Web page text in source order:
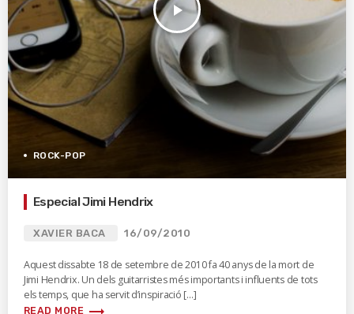
play_arrow
ROCK-POP
Especial Jimi Hendrix
XAVIER BACA 16/09/2010
Aquest dissabte 18 de setembre de 2010 fa 40 anys de la mort de
Jimi Hendrix. Un dels guitarristes més importants i influents de tots
els temps, que ha servit d’inspiració […]
READ MORE